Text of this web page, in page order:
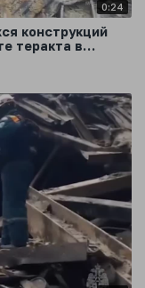
0:24
конструкций
теракта в